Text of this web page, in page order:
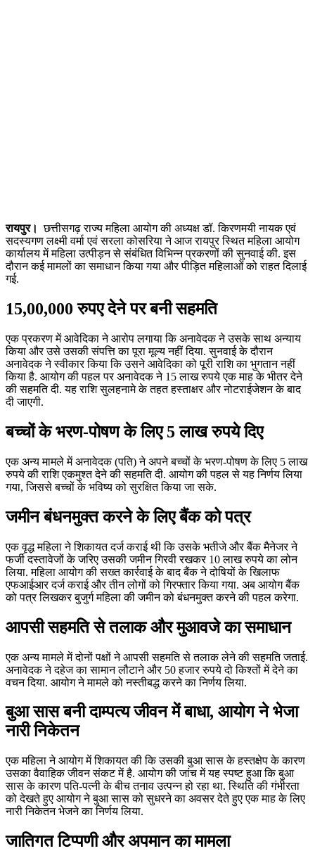
रायपुर। छत्तीसगढ़ राज्य महिला आयोग की अध्यक्ष डॉ. किरणमयी नायक एवं
सदस्यगण लक्ष्मी वर्मा एवं सरला कोसरिया ने आज रायपुर स्थित महिला आयोग
कार्यालय में महिला उत्पीड़न से संबंधित विभिन्न प्रकरणों की सुनवाई की. इस
दौरान कई मामलों का समाधान किया गया और पीड़ित महिलाओं को राहत दिलाई
गई.
15,00,000 रुपए देने पर बनी सहमति
एक प्रकरण में आवेदिका ने आरोप लगाया कि अनावेदक ने उसके साथ अन्याय
किया और उसे उसकी संपत्ति का पूरा मूल्य नहीं दिया. सुनवाई के दौरान
अनावेदक ने स्वीकार किया कि उसने आवेदिका को पूरी राशि का भुगतान नहीं
किया है. आयोग की पहल पर अनावेदक ने 15 लाख रुपये एक माह के भीतर देने
की सहमति दी. यह राशि सुलहनामे के तहत हस्ताक्षर और नोटराईजेशन के बाद
दी जाएगी.
बच्चों के भरण-पोषण के लिए 5 लाख रुपये दिए
एक अन्य मामले में अनावेदक (पति) ने अपने बच्चों के भरण-पोषण के लिए 5 लाख
रुपये की राशि एकमुश्त देने की सहमति दी. आयोग की पहल से यह निर्णय लिया
गया, जिससे बच्चों के भविष्य को सुरक्षित किया जा सके.
जमीन बंधनमुक्त करने के लिए बैंक को पत्र
एक वृद्ध महिला ने शिकायत दर्ज कराई थी कि उसके भतीजे और बैंक मैनेजर ने
फर्जी दस्तावेजों के जरिए उसकी जमीन गिरवी रखकर 10 लाख रुपये का लोन
लिया. महिला आयोग की सख्त कार्रवाई के बाद बैंक ने दोषियों के खिलाफ
एफआईआर दर्ज कराई और तीन लोगों को गिरफ्तार किया गया. अब आयोग बैंक
को पत्र लिखकर बुजुर्ग महिला की जमीन को बंधनमुक्त करने की पहल करेगा.
आपसी सहमति से तलाक और मुआवजे का समाधान
एक अन्य मामले में दोनों पक्षों ने आपसी सहमति से तलाक लेने की सहमति जताई.
अनावेदक ने दहेज का सामान लौटाने और 50 हजार रुपये दो किश्तों में देने का
वचन दिया. आयोग ने मामले को नस्तीबद्ध करने का निर्णय लिया.
बुआ सास बनी दाम्पत्य जीवन में बाधा, आयोग ने भेजा
नारी निकेतन
एक महिला ने आयोग में शिकायत की कि उसकी बुआ सास के हस्तक्षेप के कारण
उसका वैवाहिक जीवन संकट में है. आयोग की जांच में यह स्पष्ट हुआ कि बुआ
सास के कारण पति-पत्नी के बीच तनाव उत्पन्न हो रहा था. स्थिति की गंभीरता
को देखते हुए आयोग ने बुआ सास को सुधरने का अवसर देते हुए एक माह के लिए
नारी निकेतन भेजने का निर्णय लिया.
जातिगत टिप्पणी और अपमान का मामला